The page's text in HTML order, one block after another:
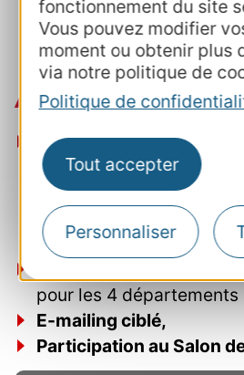
fonctionnement du site
Vous pouvez modifier
moment ou obtenir plus
via notre politique de
Politique de
Tout accepter
Personnaliser
Découvertes . A la
des vins à vélo
Agritourisme
Création de contenus
jeunes actifs:
des contenus créés à
printemps 2025 par les
Vadrouille,
pour les 4
E-mailing ciblé,
Participation au Salon